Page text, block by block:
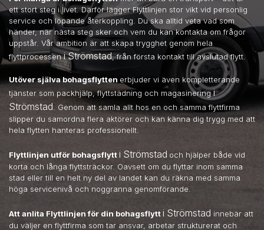
ett stort steg i livet. Därför lägger Flyttlinjen stor vikt vid personlig
service och löpande återkoppling. Du ska alltid veta vad som
händer, när nästa steg sker och vem du kan kontakta om frågor
uppstår. Vår ambition är att skapa trygghet genom hela
flyttprocesseni Strömstad, från första kontakt till avslutad flytt.
Utöver själva bohagsflytten erbjuder vi även kompletterande
tjänster som packhjälp, flyttstädning och magasineringi
Strömstad . Genom att samla allt hos en och samma flyttfirma
slipper du samordna flera aktörer och kan känna dig trygg med att
hela flytten hanteras professionellt.
Flyttlinjen utför bohagsflytti Strömstad och hjälper både vid
korta och långa flyttsträckor. Oavsett om du flyttar inom samma
stad eller till en helt ny del av landet kan du räkna med samma
höga servicenivå och noggranna genomförande.
Att anlita Flyttlinjen för din bohagsflytti Strömstad innebär att
du väljer en flyttfirma som tar ansvar, arbetar strukturerat och